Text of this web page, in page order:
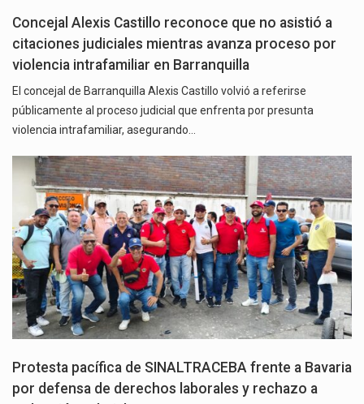
Concejal Alexis Castillo reconoce que no asistió a
citaciones judiciales mientras avanza proceso por
violencia intrafamiliar en Barranquilla
El concejal de Barranquilla Alexis Castillo volvió a referirse
públicamente al proceso judicial que enfrenta por presunta
violencia intrafamiliar, asegurando…
Protesta pacífica de SINALTRACEBA frente a Bavaria
por defensa de derechos laborales y rechazo a